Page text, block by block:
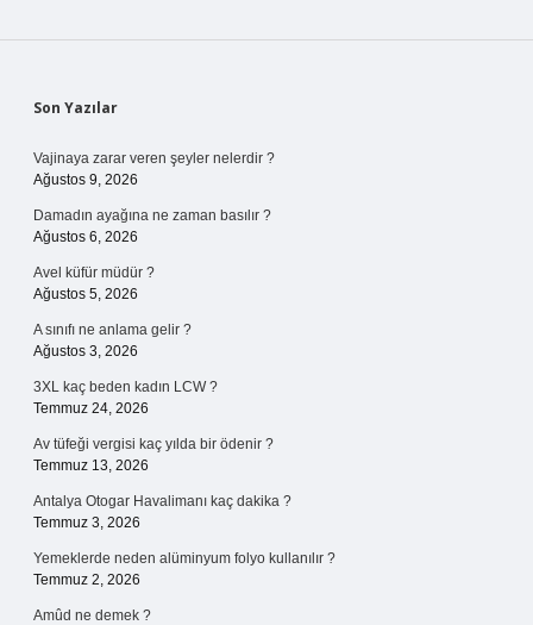
Sidebar
Son Yazılar
Vajinaya zarar veren şeyler nelerdir ?
Ağustos 9, 2026
Damadın ayağına ne zaman basılır ?
Ağustos 6, 2026
Avel küfür müdür ?
Ağustos 5, 2026
A sınıfı ne anlama gelir ?
Ağustos 3, 2026
3XL kaç beden kadın LCW ?
Temmuz 24, 2026
Av tüfeği vergisi kaç yılda bir ödenir ?
Temmuz 13, 2026
Antalya Otogar Havalimanı kaç dakika ?
Temmuz 3, 2026
Yemeklerde neden alüminyum folyo kullanılır ?
Temmuz 2, 2026
Amûd ne demek ?